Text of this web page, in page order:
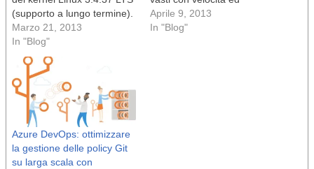
(supporto a lungo termine).
n Linux kernel 3.4.37 LTS
viene fornito con un sacco
di cambiamenti e
miglioramenti, proprio come
la versione precedente. n
“Sto annunciando il rilascio
del kernel 3.4.37. Tutti gli
utenti della serie…
Marzo 21, 2013
In "Blog"
efficienza, è ora alla
versione 1.8.2.1. n Ogni
Aprile 9, 2013
In "Blog"
Azure DevOps: ottimizzare
la gestione delle policy Git
su larga scala con